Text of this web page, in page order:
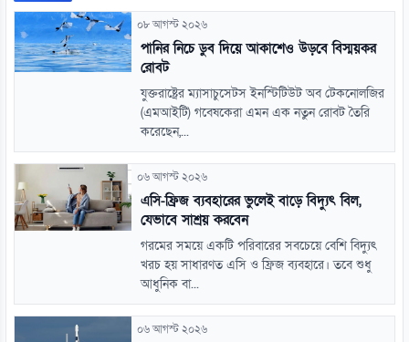
০৮ আগস্ট ২০২৬
পানির নিচে ডুব দিয়ে আকাশেও উড়বে বিস্ময়কর
রোবট
যুক্তরাষ্ট্রের ম্যাসাচুসেটস ইনস্টিটিউট অব টেকনোলজির
(এমআইটি) গবেষকেরা এমন এক নতুন রোবট তৈরি
করেছেন,...
০৬ আগস্ট ২০২৬
এসি-ফ্রিজ ব্যবহারের ভুলেই বাড়ে বিদ্যুৎ বিল,
যেভাবে সাশ্রয় করবেন
গরমের সময়ে একটি পরিবারের সবচেয়ে বেশি বিদ্যুৎ
খরচ হয় সাধারণত এসি ও ফ্রিজ ব্যবহারে। তবে শুধু
আধুনিক বা...
০৬ আগস্ট ২০২৬